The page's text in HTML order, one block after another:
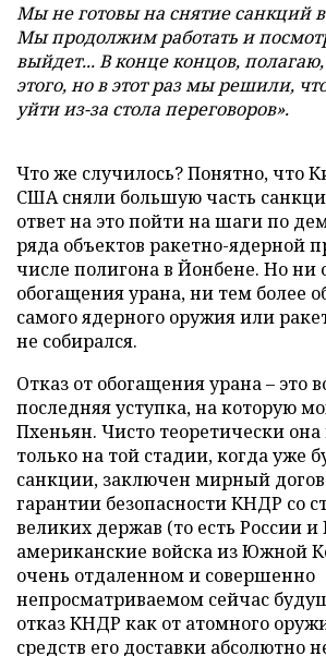
Мы не готовы на снятие санкций
Мы продолжим работать и
выйдет... В конце концов,
этого, но в этот раз мы решили,
уйти из-за стола переговоров».
Что же случилось? Понятно, что
США сняли большую часть
ответ на это пойти на шаги по
ряда объектов ракетно-ядерной
числе полигона в Йонбене. Но ни
обогащения урана, ни тем более
самого ядерного оружия или
не собирался.
Отказ от обогащения урана – это
последняя уступка, на которую
Пхеньян. Чисто теоретически
только на той стадии, когда уже
санкции, заключен мирный
гарантии безопасности КНДР со
великих держав (то есть России
американские войска из Южной
очень отдаленном и совершенно
непросматриваемом сейчас
отказ КНДР как от атомного
средств его доставки абсолютно